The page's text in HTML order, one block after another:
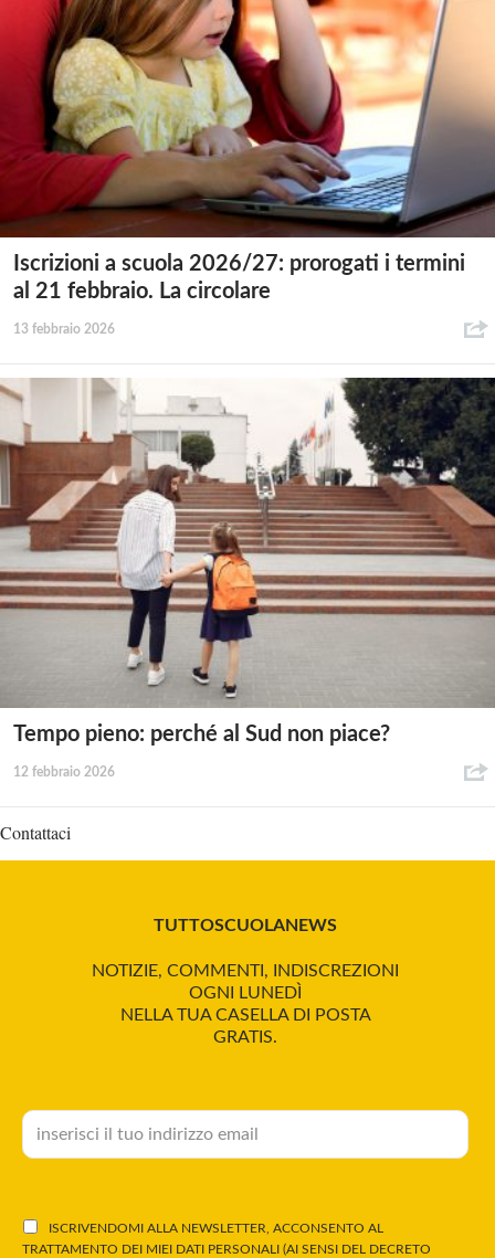
Iscrizioni a scuola 2026/27: prorogati i termini
al 21 febbraio. La circolare
13 febbraio 2026
Tempo pieno: perché al Sud non piace?
12 febbraio 2026
Contattaci
TUTTOSCUOLANEWS
NOTIZIE, COMMENTI, INDISCREZIONI
OGNI LUNEDÌ
NELLA TUA CASELLA DI POSTA
GRATIS.
ISCRIVENDOMI ALLA NEWSLETTER, ACCONSENTO AL
TRATTAMENTO DEI MIEI DATI PERSONALI (AI SENSI DEL DECRETO